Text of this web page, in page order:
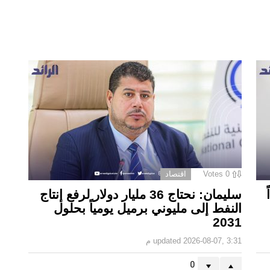
0
Votes اقتصاد
سليمان: نحتاج 36 مليار دولار لرفع إنتاج
النفط إلى مليوني برميل يومياً بحلول
2031
updated 2026-08-07, 3:31 م
0